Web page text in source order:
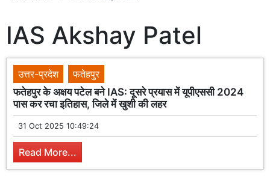
IAS Akshay Patel
उत्तर-प्रदेश
फतेहपुर
फतेहपुर के अक्षय पटेल बने IAS: दूसरे प्रयास में यूपीएससी 2024
पास कर रचा इतिहास, जिले में खुशी की लहर
31 Oct 2025 10:49:24
Read More...